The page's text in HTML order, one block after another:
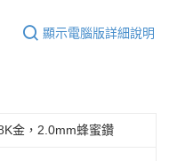
顯示電腦版詳細說明
金，2.0mm蜂蜜鑽